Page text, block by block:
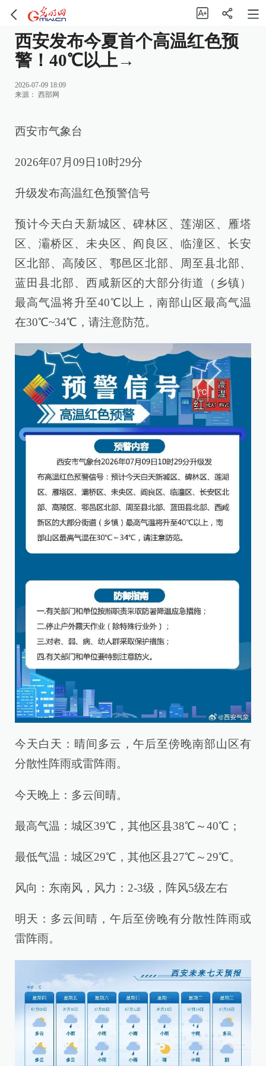
西安发布今夏首个高温红色预
警！40℃以上→
2026-07-09 18:09
来源： 西部网
西安市气象台
2026年07月09日10时29分
升级发布高温红色预警信号
预计今天白天新城区、碑林区、莲湖区、雁塔
区、灞桥区、未央区、阎良区、临潼区、长安
区北部、高陵区、鄠邑区北部、周至县北部、
蓝田县北部、西咸新区的大部分街道（乡镇）
最高气温将升至40℃以上，南部山区最高气温
在30℃~34℃，请注意防范。
今天白天：晴间多云，午后至傍晚南部山区有
分散性阵雨或雷阵雨。
今天晚上：多云间晴。
最高气温：城区39℃，其他区县38℃～40℃；
最低气温：城区29℃，其他区县27℃～29℃。
风向：东南风，风力：2-3级，阵风5级左右
明天：多云间晴，午后至傍晚有分散性阵雨或
雷阵雨。